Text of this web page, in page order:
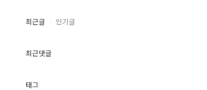
최근글 인기글
최근댓글
태그